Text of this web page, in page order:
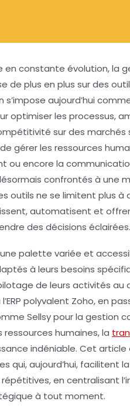
en constante évolution, la
de plus en plus sur des
aujourd’hui
optimiser les processus,
sur des marchés
gérer les ressources
ou encore la
confrontés à une
outils ne se limitent plus à
automatisent et
des décisions éclairées.
palette variée et
à leurs besoins
de leurs activités au
polyvalent Zoho, en
Sellsy pour la gestion
humaines, la
indéniable. Cet article
qui, aujourd’hui, facilitent la
en centralisant
à tout moment.